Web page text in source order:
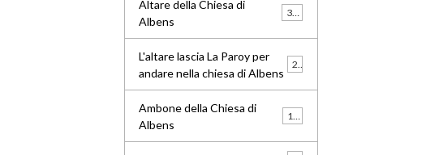
Altare della Chiesa di
Albens
L'altare lascia La Paroy per
andare nella chiesa di Albens
Ambone della Chiesa di
Albens